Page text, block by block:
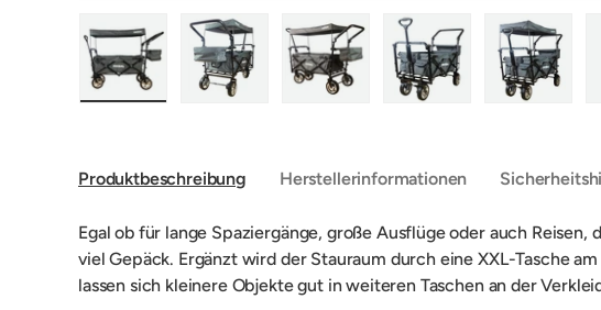
Produktbeschreibung Herstellerinformationen
Egal ob für lange Spaziergänge, große Ausflüge oder auch
viel Gepäck. Ergänzt wird der Stauraum durch eine XXL-Tasche
lassen sich kleinere Objekte gut in weiteren Taschen an der